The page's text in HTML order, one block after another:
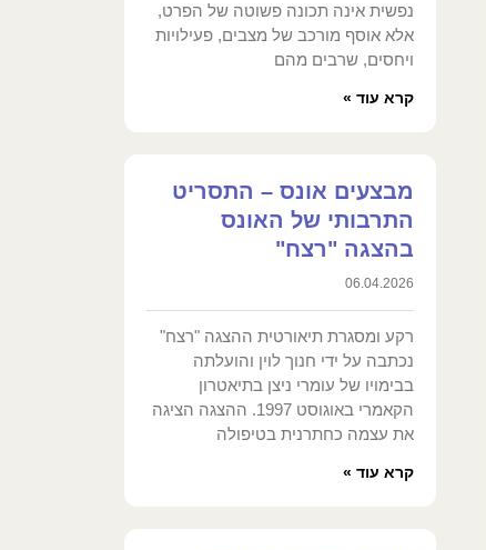
נפשית אינה תכונה פשוטה של הפרט,
אלא אוסף מורכב של מצבים, פעילויות
ויחסים, שרבים מהם
קרא עוד »
מבצעים אונס – התסריט
התרבותי של האונס
בהצגה "רצח"
06.04.2026
רקע ומסגרת תיאורטית ההצגה "רצח"
נכתבה על ידי חנוך לוין והועלתה
בבימויו של עומרי ניצן בתיאטרון
הקאמרי באוגוסט 1997. ההצגה הציגה
את עצמה כחתרנית בטיפולה
קרא עוד »